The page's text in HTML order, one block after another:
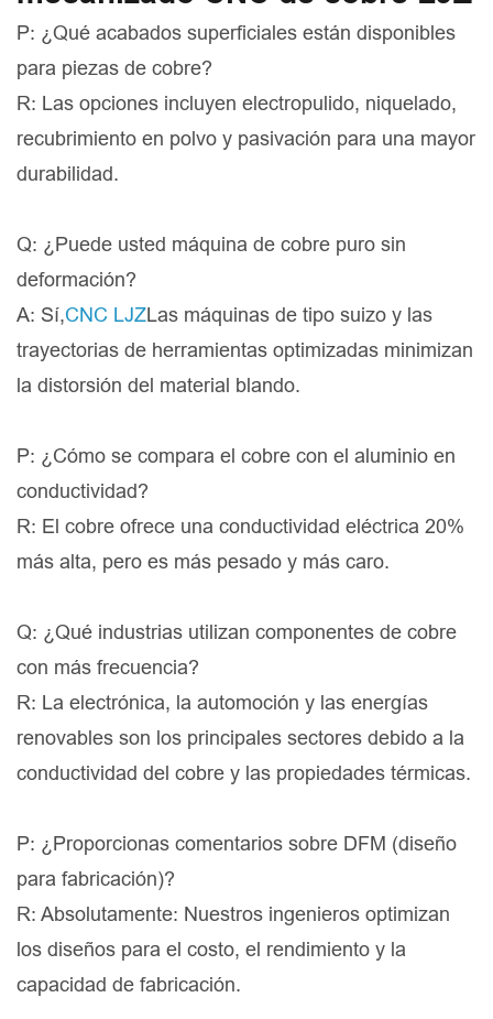
P: ¿Qué acabados superficiales están disponibles
para piezas de cobre?
R: Las opciones incluyen electropulido, niquelado,
recubrimiento en polvo y pasivación para una mayor
durabilidad.
Q: ¿Puede usted máquina de cobre puro sin
deformación?
A: Sí,CNC LJZLas máquinas de tipo suizo y las
trayectorias de herramientas optimizadas minimizan
la distorsión del material blando.
P: ¿Cómo se compara el cobre con el aluminio en
conductividad?
R: El cobre ofrece una conductividad eléctrica 20%
más alta, pero es más pesado y más caro.
Q: ¿Qué industrias utilizan componentes de cobre
con más frecuencia?
R: La electrónica, la automoción y las energías
renovables son los principales sectores debido a la
conductividad del cobre y las propiedades térmicas.
P: ¿Proporcionas comentarios sobre DFM (diseño
para fabricación)?
R: Absolutamente: Nuestros ingenieros optimizan
los diseños para el costo, el rendimiento y la
capacidad de fabricación.